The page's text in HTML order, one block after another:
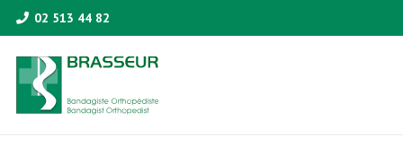
02 513 44 82